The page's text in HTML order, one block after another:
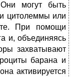
Они могут быть
цитолеммы или
При помощи
и, объединяясь
захватывают
барана и
активируется